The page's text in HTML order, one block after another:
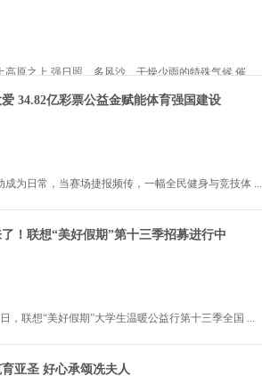
高原之上,强日照、多风沙、干燥少雨的特殊气候,催 ...
34.82亿彩票公益金赋能体育强国建设
成为日常，当赛场捷报频传，一幅全民健身与竞技体 ...
！联想“美好假期”第十三季招募进行中
，联想“美好假期”大学生温暖公益行第十三季全国 ...
亚圣 好心承颂冼夫人